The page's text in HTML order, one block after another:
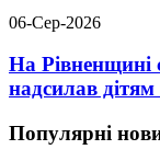
06-Сер-2026
На Рівненщині
надсилав
Популярні